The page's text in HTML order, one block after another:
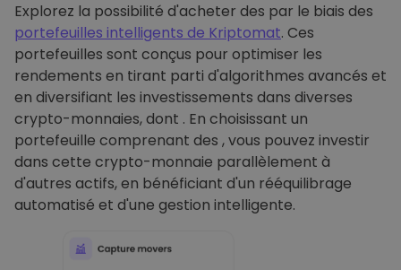
Explorez la possibilité d'acheter des par le biais des
portefeuilles intelligents de Kriptomat. Ces
portefeuilles sont conçus pour optimiser les
rendements en tirant parti d'algorithmes avancés et
en diversifiant les investissements dans diverses
crypto-monnaies, dont . En choisissant un
portefeuille comprenant des , vous pouvez investir
dans cette crypto-monnaie parallèlement à
d'autres actifs, en bénéficiant d'un rééquilibrage
automatisé et d'une gestion intelligente.